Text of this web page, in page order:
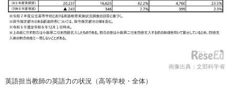
画像出典：文部科学省
英語担当教師の英語力の状況（高等学校・全体）